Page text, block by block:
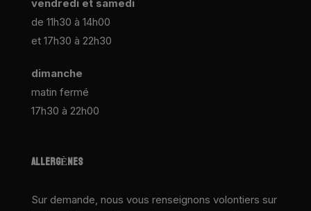
vendredi et samedi
de 11h30 à 14h00
et 17h30 à 22h30
dimanche
matin fermé
17h30 à 22h00
ALLERGÈNES
Sur demande, nous vous renseignons volontiers sur